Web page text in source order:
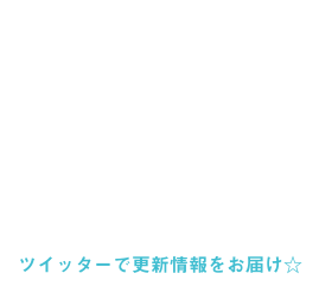
ツイッターで更新情報をお届け☆